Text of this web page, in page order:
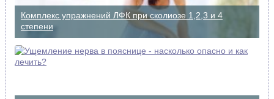
Комплекс упражнений ЛФК при сколиозе 1,2,3 и 4
степени